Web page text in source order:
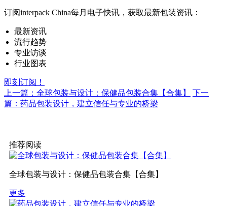
订阅interpack China每月电子快讯，获取最新包装资讯：
最新资讯
流行趋势
专业访谈
行业图表
即刻订阅！
上一篇：全球包装与设计：保健品包装合集【合集】
下一
篇：药品包装设计，建立信任与专业的桥梁
推荐阅读
全球包装与设计：保健品包装合集【合集】
更多